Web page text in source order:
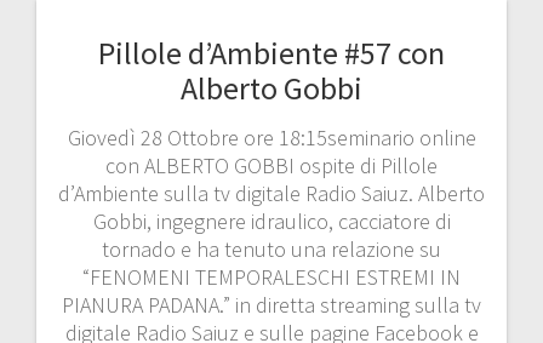
Pillole d’Ambiente #57 con
Alberto Gobbi
Giovedì 28 Ottobre ore 18:15seminario online
con ALBERTO GOBBI ospite di Pillole
d’Ambiente sulla tv digitale Radio Saiuz. Alberto
Gobbi, ingegnere idraulico, cacciatore di
tornado e ha tenuto una relazione su
“FENOMENI TEMPORALESCHI ESTREMI IN
PIANURA PADANA.” in diretta streaming sulla tv
digitale Radio Saiuz e sulle pagine Facebook e